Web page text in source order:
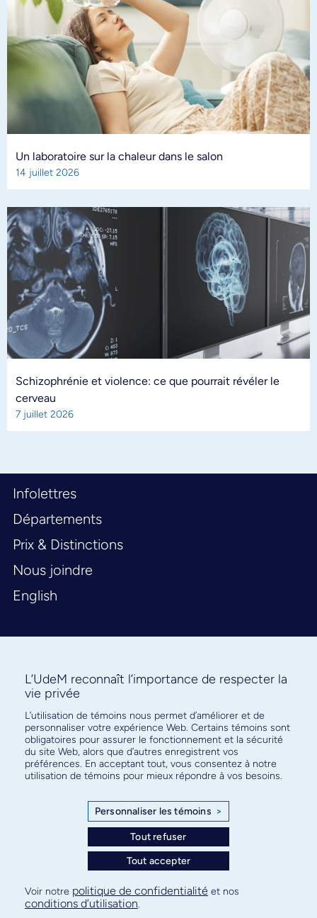
Un laboratoire sur la chaleur dans le salon
14 juillet 2026
Schizophrénie et violence: ce que pourrait révéler le
cerveau
7 juillet 2026
Infolettres
Départements
Prix & Distinctions
Nous joindre
English
Abonnez-vous à notre infolettre
pour connaître l’actualité facultaire
Plan de site
Confidentialité
L’UdeM reconnaît l’importance de respecter la
vie privée
L’utilisation de témoins nous permet d’améliorer et de
personnaliser votre expérience Web. Certains témoins sont
obligatoires pour assurer le fonctionnement et la sécurité
du site Web, alors que d’autres enregistrent vos
préférences. En acceptant tout, vous consentez à notre
utilisation de témoins pour mieux répondre à vos besoins.
Personnaliser les témoins >
Tout refuser
Tout accepter
Voir notre politique de confidentialité et nos
conditions d’utilisation.